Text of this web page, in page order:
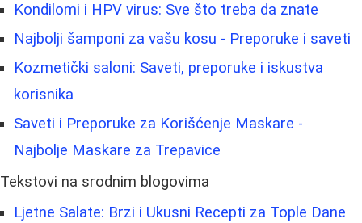
Kondilomi i HPV virus: Sve što treba da znate
Najbolji šamponi za vašu kosu - Preporuke i saveti
Kozmetički saloni: Saveti, preporuke i iskustva
korisnika
Saveti i Preporuke za Korišćenje Maskare -
Najbolje Maskare za Trepavice
Tekstovi na srodnim blogovima
Ljetne Salate: Brzi i Ukusni Recepti za Tople Dane